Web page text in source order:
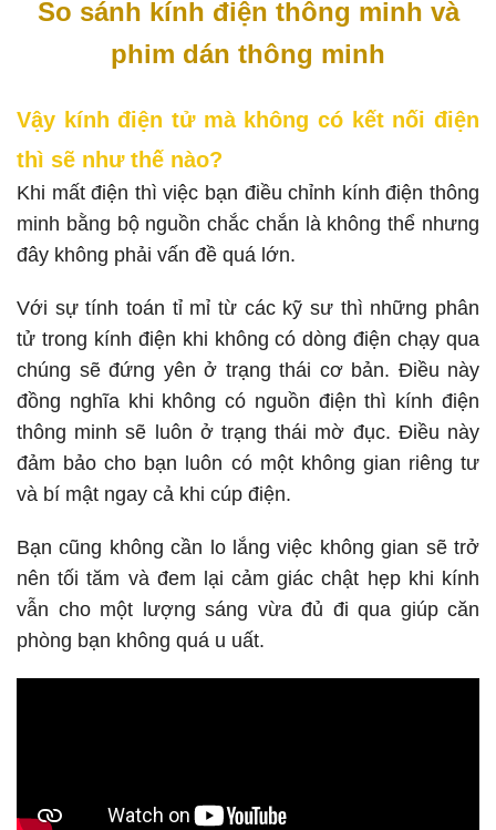
So sánh kính điện thông minh và
phim dán thông minh
Vậy kính điện tử mà không có kết nối điện
thì sẽ như thế nào?
Khi mất điện thì việc bạn điều chỉnh kính điện thông
minh bằng bộ nguồn chắc chắn là không thể nhưng
đây không phải vấn đề quá lớn.
Với sự tính toán tỉ mỉ từ các kỹ sư thì những phân
tử trong kính điện khi không có dòng điện chạy qua
chúng sẽ đứng yên ở trạng thái cơ bản. Điều này
đồng nghĩa khi không có nguồn điện thì kính điện
thông minh sẽ luôn ở trạng thái mờ đục. Điều này
đảm bảo cho bạn luôn có một không gian riêng tư
và bí mật ngay cả khi cúp điện.
Bạn cũng không cần lo lắng việc không gian sẽ trở
nên tối tăm và đem lại cảm giác chật hẹp khi kính
vẫn cho một lượng sáng vừa đủ đi qua giúp căn
phòng bạn không quá u uất.